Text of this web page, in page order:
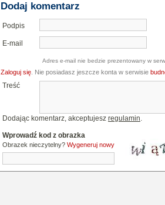
Dodaj komentarz
Podpis
E-mail
Adres e-mail nie bedzie prezentowany w
Zaloguj się . Nie posiadasz jeszcze konta w serwisie
Treść
Dodając komentarz, akceptujesz regulamin.
Wprowadź kod z obrazka
Obrazek nieczytelny? Wygeneruj nowy